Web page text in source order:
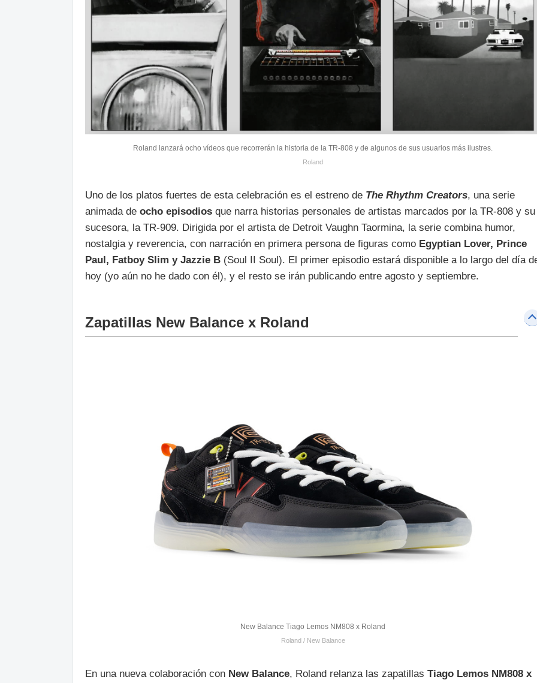
Roland lanzará ocho vídeos que recorrerán la historia de la TR-808 y de algunos de sus usuarios más ilustres.
Roland
Uno de los platos fuertes de esta celebración es el estreno de The Rhythm Creators, una serie
animada de ocho episodios que narra historias personales de artistas marcados por la TR-808 y su
sucesora, la TR-909. Dirigida por el artista de Detroit Vaughn Taormina, la serie combina humor,
nostalgia y reverencia, con narración en primera persona de figuras como Egyptian Lover, Prince
Paul, Fatboy Slim y Jazzie B (Soul II Soul). El primer episodio estará disponible a lo largo del día
hoy (yo aún no he dado con él), y el resto se irán publicando entre agosto y septiembre.
Zapatillas New Balance x Roland
New Balance Tiago Lemos NM808 x Roland
Roland / New Balance
En una nueva colaboración con New Balance, Roland relanza las zapatillas Tiago Lemos NM808 x